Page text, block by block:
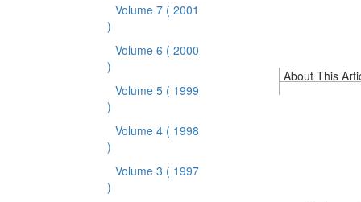
Volume 7 ( 2001
)
Volume 6 ( 2000
)
Volume 5 ( 1999
)
Volume 4 ( 1998
)
Volume 3 ( 1997
)
About This